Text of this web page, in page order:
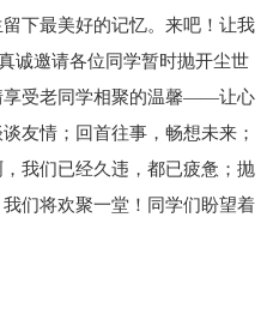
下最美好的记忆。来吧！让我
诚邀请各位同学暂时抛开尘世
享受老同学相聚的温馨——让心
友情；回首往事，畅想未来；
我们已经久违，都已疲惫；抛
们将欢聚一堂！同学们盼望着